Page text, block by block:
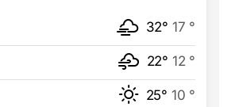
32° 17 °
22° 12 °
25° 10 °